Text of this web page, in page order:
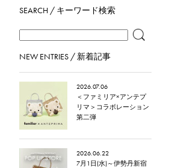
SEARCH / キーワード検索
NEW ENTRIES / 新着記事
2026.07.06
＜ファミリア×アンテプ
リマ＞コラボレーション
第二弾
2026.06.22
7月1日(水)～伊勢丹新宿